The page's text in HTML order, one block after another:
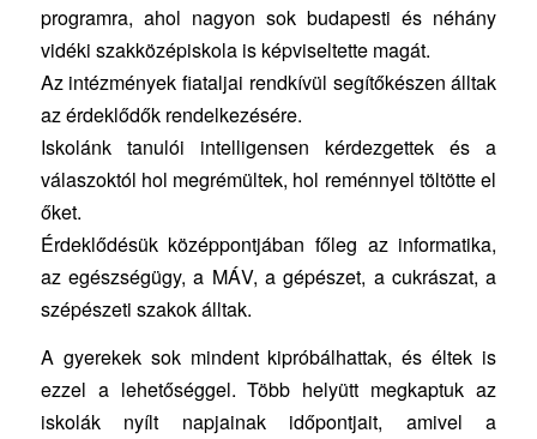
programra, ahol nagyon sok budapesti és néhány
vidéki szakközépiskola is képviseltette magát.
Az intézmények fiataljai rendkívül segítőkészen álltak
az érdeklődők rendelkezésére.
Iskolánk tanulói intelligensen kérdezgettek és a
válaszoktól hol megrémültek, hol reménnyel töltötte el
őket.
Érdeklődésük középpontjában főleg az informatika,
az egészségügy, a MÁV, a gépészet, a cukrászat, a
szépészeti szakok álltak.
A gyerekek sok mindent kipróbálhattak, és éltek is
ezzel a lehetőséggel. Több helyütt megkaptuk az
iskolák nyílt napjainak időpontjait, amivel a